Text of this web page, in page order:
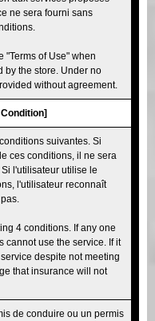
ne sera fourni sans
"Terms of Use" when
by the store. Under no
without agreement.
suivantes. Si
ces conditions, il ne sera
l'utilisateur utilise le
l'utilisateur reconnaît
4 conditions. If any one
cannot use the service. If it
despite not meeting
that insurance will not
de conduire ou un permis